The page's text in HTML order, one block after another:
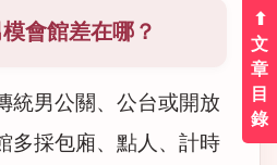
⬆︎
文
章
目
錄
會館差在哪？
統男公關、公台或開放
多採包廂、點人、計時